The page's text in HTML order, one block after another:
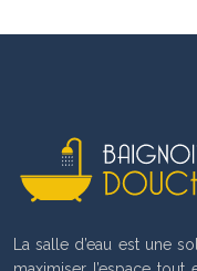
La salle d’eau est une